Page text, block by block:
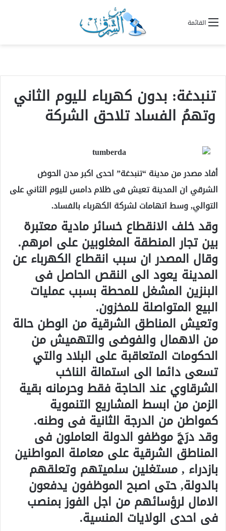
القائمة
تنبدغة: بدون كهرباء لليوم الثاني
وتهمُ الفساد تلاحق الشركة
أفاد مصدر من مدينة “تنبدغة” احدى اكبر مدن الحوض
الشرقي ان المدينة تعيش فى ظلام دامس لليوم الثاني على
التوالي, وسط اتهامات لشركة الكهرباء بالفساد.
وقد خلف الانقطاع خسائر مادية معتبرة
بين تجار المنطقة المغلوبين على امرهم.
وقال المصدر ان سبب انقطاع الكهرباء عن
المدينة يعود الى النقص الحاصل فى
البنزين المشغل للمحطة بسبب عمليات
البيع المتواصلة للمخزون.
وتعيش المناطق الشرقية من الوطن حالة
من الاهمال والفوضى والتهميش من
الحكومات المتعاقبة على البلاد والتي
تسعى دائما الى استمالة الناخب
الشرقاوي عند الحاجة فقط وحرمانه بقية
الزمن من ابسط المشاريع التنموية
كمواطن من الدرجة الثانية فى وطنه.
وقد درَجَ موظفو الدولة العاملون فى
المناطق الشرقية على معاملة المواطنين
بازدراء , مستغلين سلميتهم وتعلقهم
بالدولة, حتى اصبح الموظفون يدفعون
الامال لرؤسائهم من اجل الفوز بمنصب
فى احدى الولايات المنسية.